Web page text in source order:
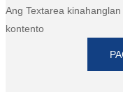
Ang Textarea
kontento